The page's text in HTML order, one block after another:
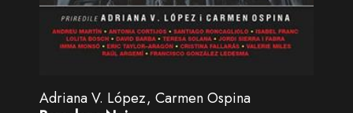
Adriana V. López, Carmen Ospina